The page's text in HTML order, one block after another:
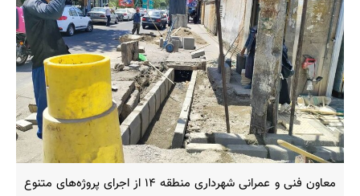
معاون فنی و عمرانی شهرداری منطقه ۱۴ از اجرای پروژه‌های متنوع